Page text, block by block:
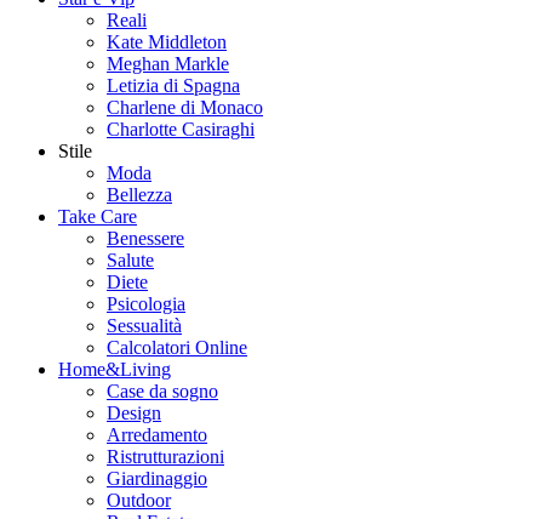
Reali
Kate Middleton
Meghan Markle
Letizia di Spagna
Charlene di Monaco
Charlotte Casiraghi
Stile
Moda
Bellezza
Take Care
Benessere
Salute
Diete
Psicologia
Sessualità
Calcolatori Online
Home&Living
Case da sogno
Design
Arredamento
Ristrutturazioni
Giardinaggio
Outdoor